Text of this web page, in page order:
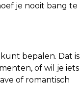
je nooit bang te
bepalen. Dat is
of wil je iets
of romantisch